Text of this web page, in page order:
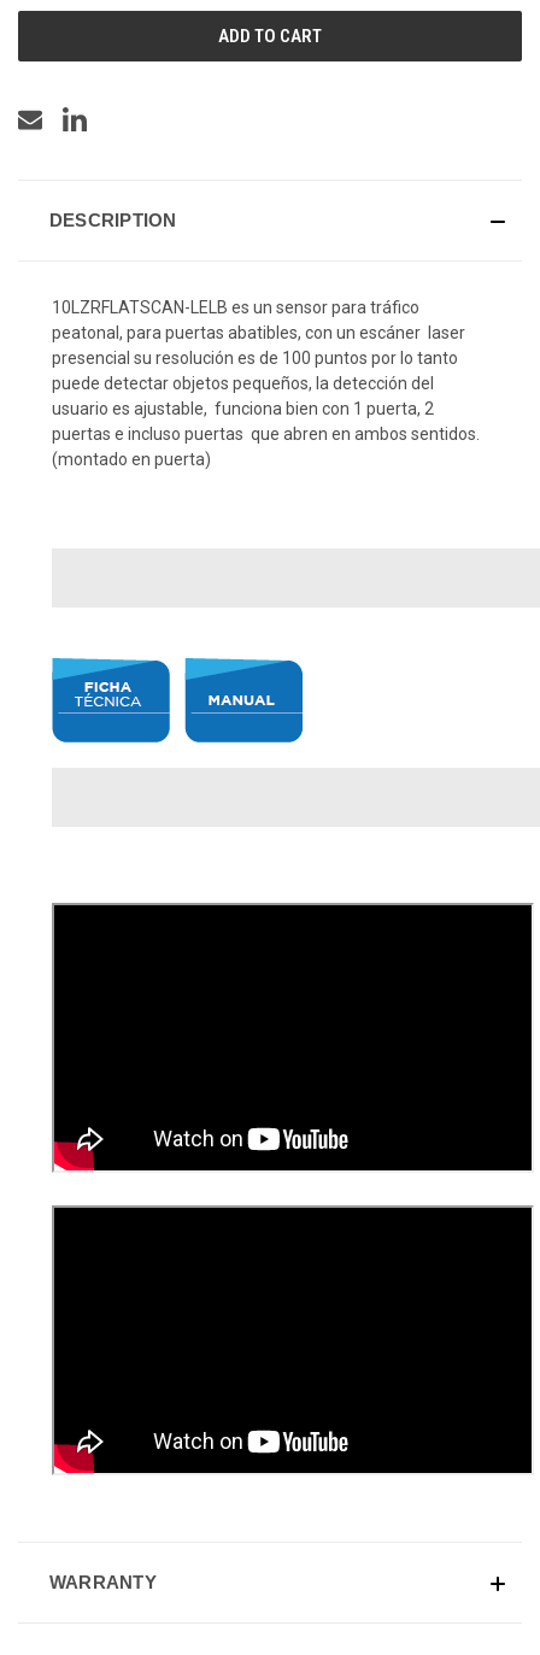
DESCRIPTION
10LZRFLATSCAN-LELB es un sensor para tráfico
peatonal, para puertas abatibles, con un escáner laser
presencial su resolución es de 100 puntos por lo tanto
puede detectar objetos pequeños, la detección del
usuario es ajustable, funciona bien con 1 puerta, 2
puertas e incluso puertas que abren en ambos sentidos.
(montado en puerta)
WARRANTY